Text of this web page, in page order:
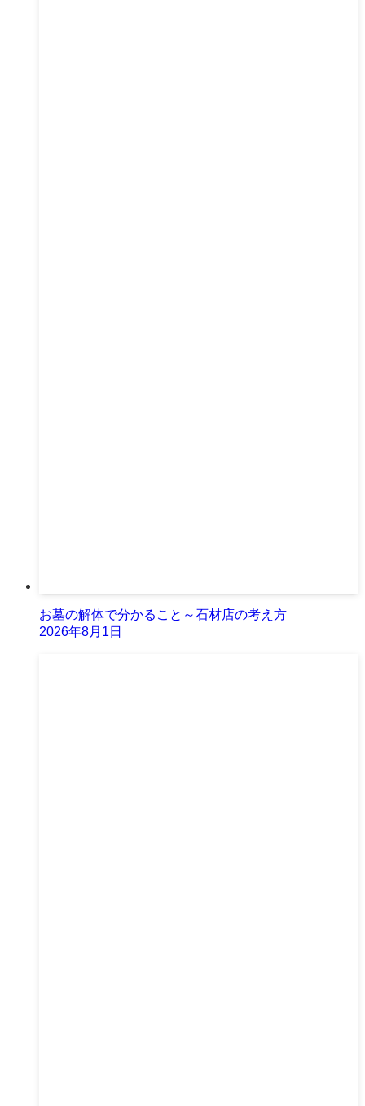
お墓の解体で分かること～石材店の考え方
2026年8月1日